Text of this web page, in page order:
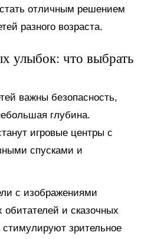
отличным решением
разного возраста.
улыбок: что выбрать
важны безопасность,
глубина.
игровые центры с
спусками и
с изображениями
и сказочных
зрительное